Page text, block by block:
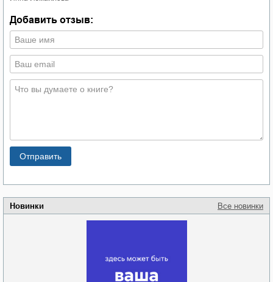
Новинки Все новинки
Добавить отзыв: